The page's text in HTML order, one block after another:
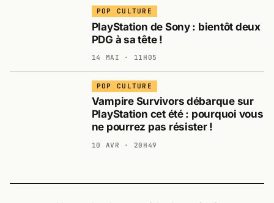
POP CULTURE
PlayStation de Sony : bientôt deux
PDG à sa tête !
14 MAI · 11H05
POP CULTURE
Vampire Survivors débarque sur
PlayStation cet été : pourquoi vous
ne pourrez pas résister !
10 AVR · 20H49